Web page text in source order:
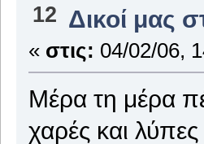
12 Δικοί μας
« στις: 04/02/06,
Μέρα τη μέρα
χαρές και